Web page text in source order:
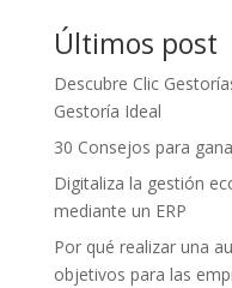
Últimos post
Descubre Clic
Gestoría Ideal
30 Consejos para
Digitaliza la gestión
mediante un ERP
Por qué realizar una
objetivos para las